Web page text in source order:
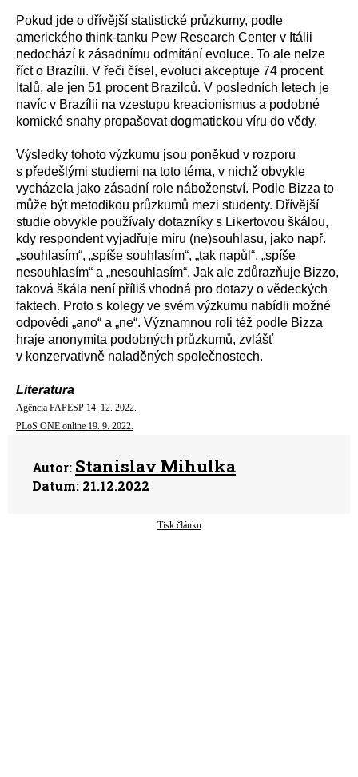
Pokud jde o dřívější statistické průzkumy, podle
amerického think-tanku Pew Research Center v Itálii
nedochází k zásadnímu odmítání evoluce. To ale nelze
říct o Brazílii. V řeči čísel, evoluci akceptuje 74 procent
Italů, ale jen 51 procent Brazilců. V posledních letech je
navíc v Brazílii na vzestupu kreacionismus a podobné
komické snahy propašovat dogmatickou víru do vědy.
Výsledky tohoto výzkumu jsou poněkud v rozporu
s předešlými studiemi na toto téma, v nichž obvykle
vycházela jako zásadní role náboženství. Podle Bizza to
může být metodikou průzkumů mezi studenty. Dřívější
studie obvykle používaly dotazníky s Likertovou škálou,
kdy respondent vyjadřuje míru (ne)souhlasu, jako např.
„souhlasím“, „spíše souhlasím“, „tak napůl“, „spíše
nesouhlasím“ a „nesouhlasím“. Jak ale zdůrazňuje Bizzo,
taková škála není příliš vhodná pro dotazy o vědeckých
faktech. Proto s kolegy ve svém výzkumu nabídli možné
odpovědi „ano“ a „ne“. Významnou roli též podle Bizza
hraje anonymita podobných průzkumů, zvlášť
v konzervativně naladěných společnostech.
Literatura
Agência FAPESP 14. 12. 2022.
PLoS ONE online 19. 9. 2022.
Autor: Stanislav Mihulka
Datum: 21.12.2022
Tisk článku